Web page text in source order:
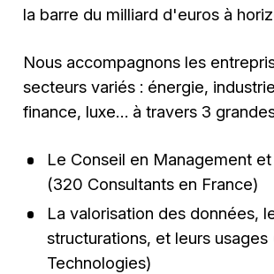
la barre du milliard d'euros à
Nous accompagnons les
secteurs variés : énergie,
finance, luxe… à travers 3
Le Conseil en Management
(320 Consultants en France)
La valorisation des données,
structurations, et leurs usages
Technologies)